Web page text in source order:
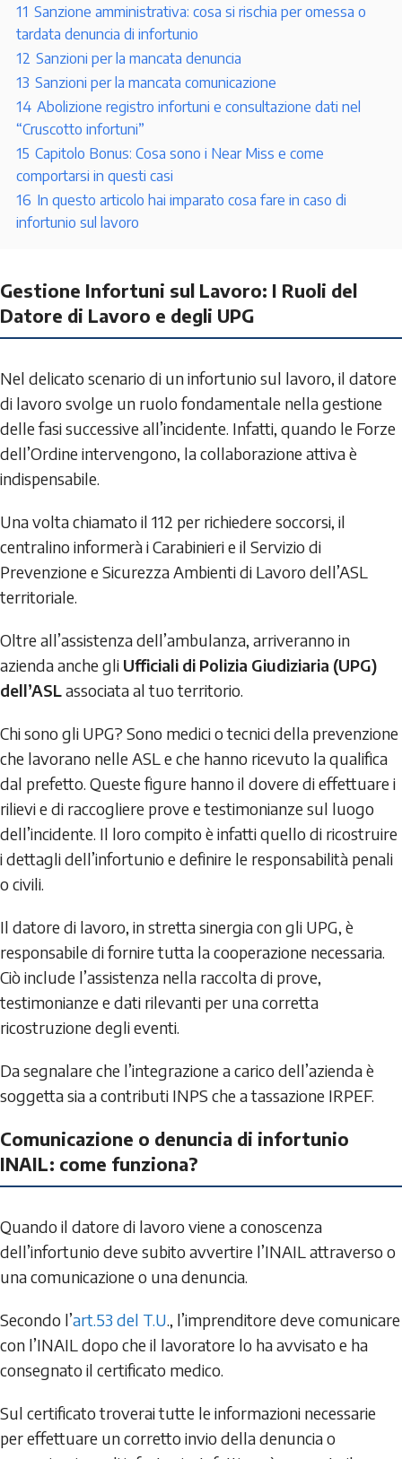
11 Sanzione amministrativa: cosa si rischia per omessa o
tardata denuncia di infortunio
12 Sanzioni per la mancata denuncia
13 Sanzioni per la mancata comunicazione
14 Abolizione registro infortuni e consultazione dati nel
“Cruscotto infortuni”
15 Capitolo Bonus: Cosa sono i Near Miss e come
comportarsi in questi casi
16 In questo articolo hai imparato cosa fare in caso di
infortunio sul lavoro
Gestione Infortuni sul Lavoro: I Ruoli del
Datore di Lavoro e degli UPG
Nel delicato scenario di un infortunio sul lavoro, il datore
di lavoro svolge un ruolo fondamentale nella gestione
delle fasi successive all’incidente. Infatti, quando le Forze
dell’Ordine intervengono, la collaborazione attiva è
indispensabile.
Una volta chiamato il 112 per richiedere soccorsi, il
centralino informerà i Carabinieri e il Servizio di
Prevenzione e Sicurezza Ambienti di Lavoro dell’ASL
territoriale.
Oltre all’assistenza dell’ambulanza, arriveranno in
azienda anche gli Ufficiali di Polizia Giudiziaria (UPG)
dell’ASLassociata al tuo territorio.
Chi sono gli UPG? Sono medici o tecnici della prevenzione
che lavorano nelle ASL e che hanno ricevuto la qualifica
dal prefetto. Queste figure hanno il dovere di effettuare i
rilievi e di raccogliere prove e testimonianze sul luogo
dell’incidente. Il loro compito è infatti quello di ricostruire
i dettagli dell’infortunio e definire le responsabilità penali
o civili.
Il datore di lavoro, in stretta sinergia con gli UPG, è
responsabile di fornire tutta la cooperazione necessaria.
Ciò include l’assistenza nella raccolta di prove,
testimonianze e dati rilevanti per una corretta
ricostruzione degli eventi.
Da segnalare che l’integrazione a carico dell’azienda è
soggetta sia a contributi INPS che a tassazione IRPEF.
Comunicazione o denuncia di infortunio
INAIL: come funziona?
Quando il datore di lavoro viene a conoscenza
dell’infortunio deve subito avvertire l’INAIL attraverso o
una comunicazione o una denuncia.
Secondo l’art.53 del T.U., l’imprenditore deve comunicare
con l’INAIL dopo che il lavoratore lo ha avvisato e ha
consegnato il certificato medico.
Sul certificato troverai tutte le informazioni necessarie
per effettuare un corretto invio della denuncia o